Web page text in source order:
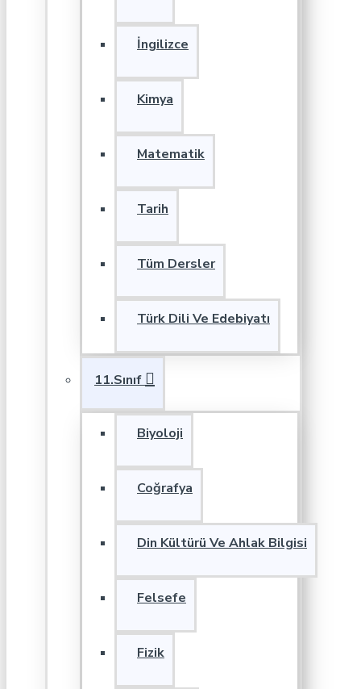
İngilizce
Kimya
Matematik
Tarih
Tüm Dersler
Türk Dili Ve Edebiyatı
11.Sınıf
Biyoloji
Coğrafya
Din Kültürü Ve Ahlak Bilgisi
Felsefe
Fizik